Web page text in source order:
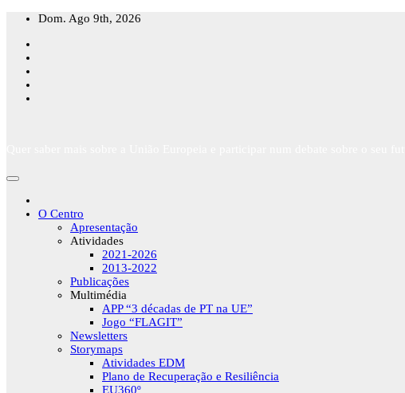
Skip
content
Dom. Ago 9th, 2026
O Centro
Apresentação
Atividades
2021-2026
2013-2022
Publicações
Multimédia
APP “3 décadas de PT na UE”
Jogo “FLAGIT”
Newsletters
Storymaps
Atividades EDM
Plano de Recuperação e Resiliência
EU360º